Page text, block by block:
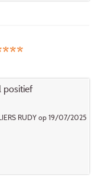
positief
RUDY op 19/07/2025